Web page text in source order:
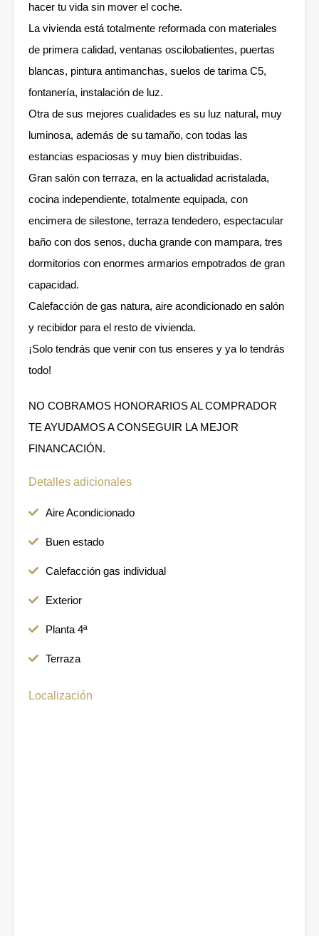
hacer tu vida sin mover el coche.
La vivienda está totalmente reformada con materiales
de primera calidad, ventanas oscilobatientes, puertas
blancas, pintura antimanchas, suelos de tarima C5,
fontanería, instalación de luz.
Otra de sus mejores cualidades es su luz natural, muy
luminosa, además de su tamaño, con todas las
estancias espaciosas y muy bien distribuidas.
Gran salón con terraza, en la actualidad acristalada,
cocina independiente, totalmente equipada, con
encimera de silestone, terraza tendedero, espectacular
baño con dos senos, ducha grande con mampara, tres
dormitorios con enormes armarios empotrados de gran
capacidad.
Calefacción de gas natura, aire acondicionado en salón
y recibidor para el resto de vivienda.
¡Solo tendrás que venir con tus enseres y ya lo tendrás
todo!
NO COBRAMOS HONORARIOS AL COMPRADOR
TE AYUDAMOS A CONSEGUIR LA MEJOR
FINANCACIÓN.
Detalles adicionales
Aire Acondicionado
Buen estado
Calefacción gas individual
Exterior
Planta 4ª
Terraza
Localización